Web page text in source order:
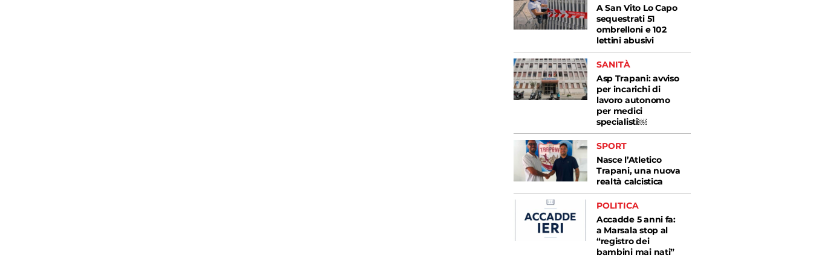
A San Vito Lo Capo
sequestrati 51
ombrelloni e 102
lettini abusivi
SANITÀ
Asp Trapani: avviso
per incarichi di
lavoro autonomo
per medici
specialisti￼
SPORT
Nasce l’Atletico
Trapani, una nuova
realtà calcistica
POLITICA
Accadde 5 anni fa:
a Marsala stop al
“registro dei
bambini mai nati”